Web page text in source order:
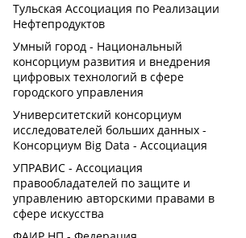
Тульская Ассоциация по Реализации
Нефтепродуктов
Умный город - Национальный
консорциум развития и внедрения
цифровых технологий в сфере
городского управления
Университетский консорциум
исследователей больших данных -
Консорциум Big Data - Ассоциация
УПРАВИС - Ассоциация
правообладателей по защите и
управлению авторскими правами в
сфере искусства